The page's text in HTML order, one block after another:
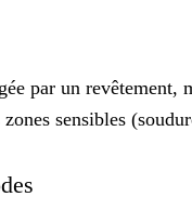
par un
sensibles